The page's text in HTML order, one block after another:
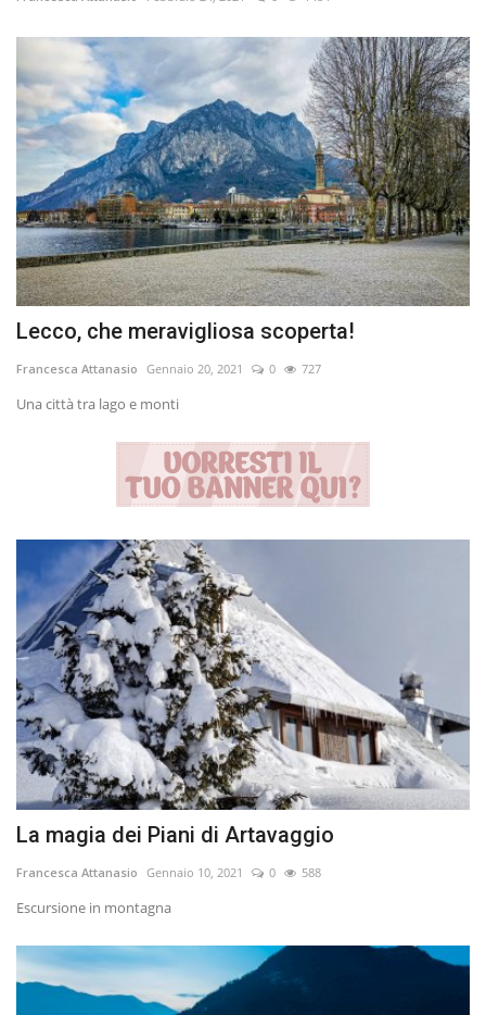
Volgo Academy
Tecnologia
Sapori
Partner
Recensioni
Galleria
Lecco, che meravigliosa scoperta!
Francesca Attanasio Gennaio 20, 2021 0 727
Una città tra lago e monti
La magia dei Piani di Artavaggio
Francesca Attanasio Gennaio 10, 2021 0 588
Escursione in montagna